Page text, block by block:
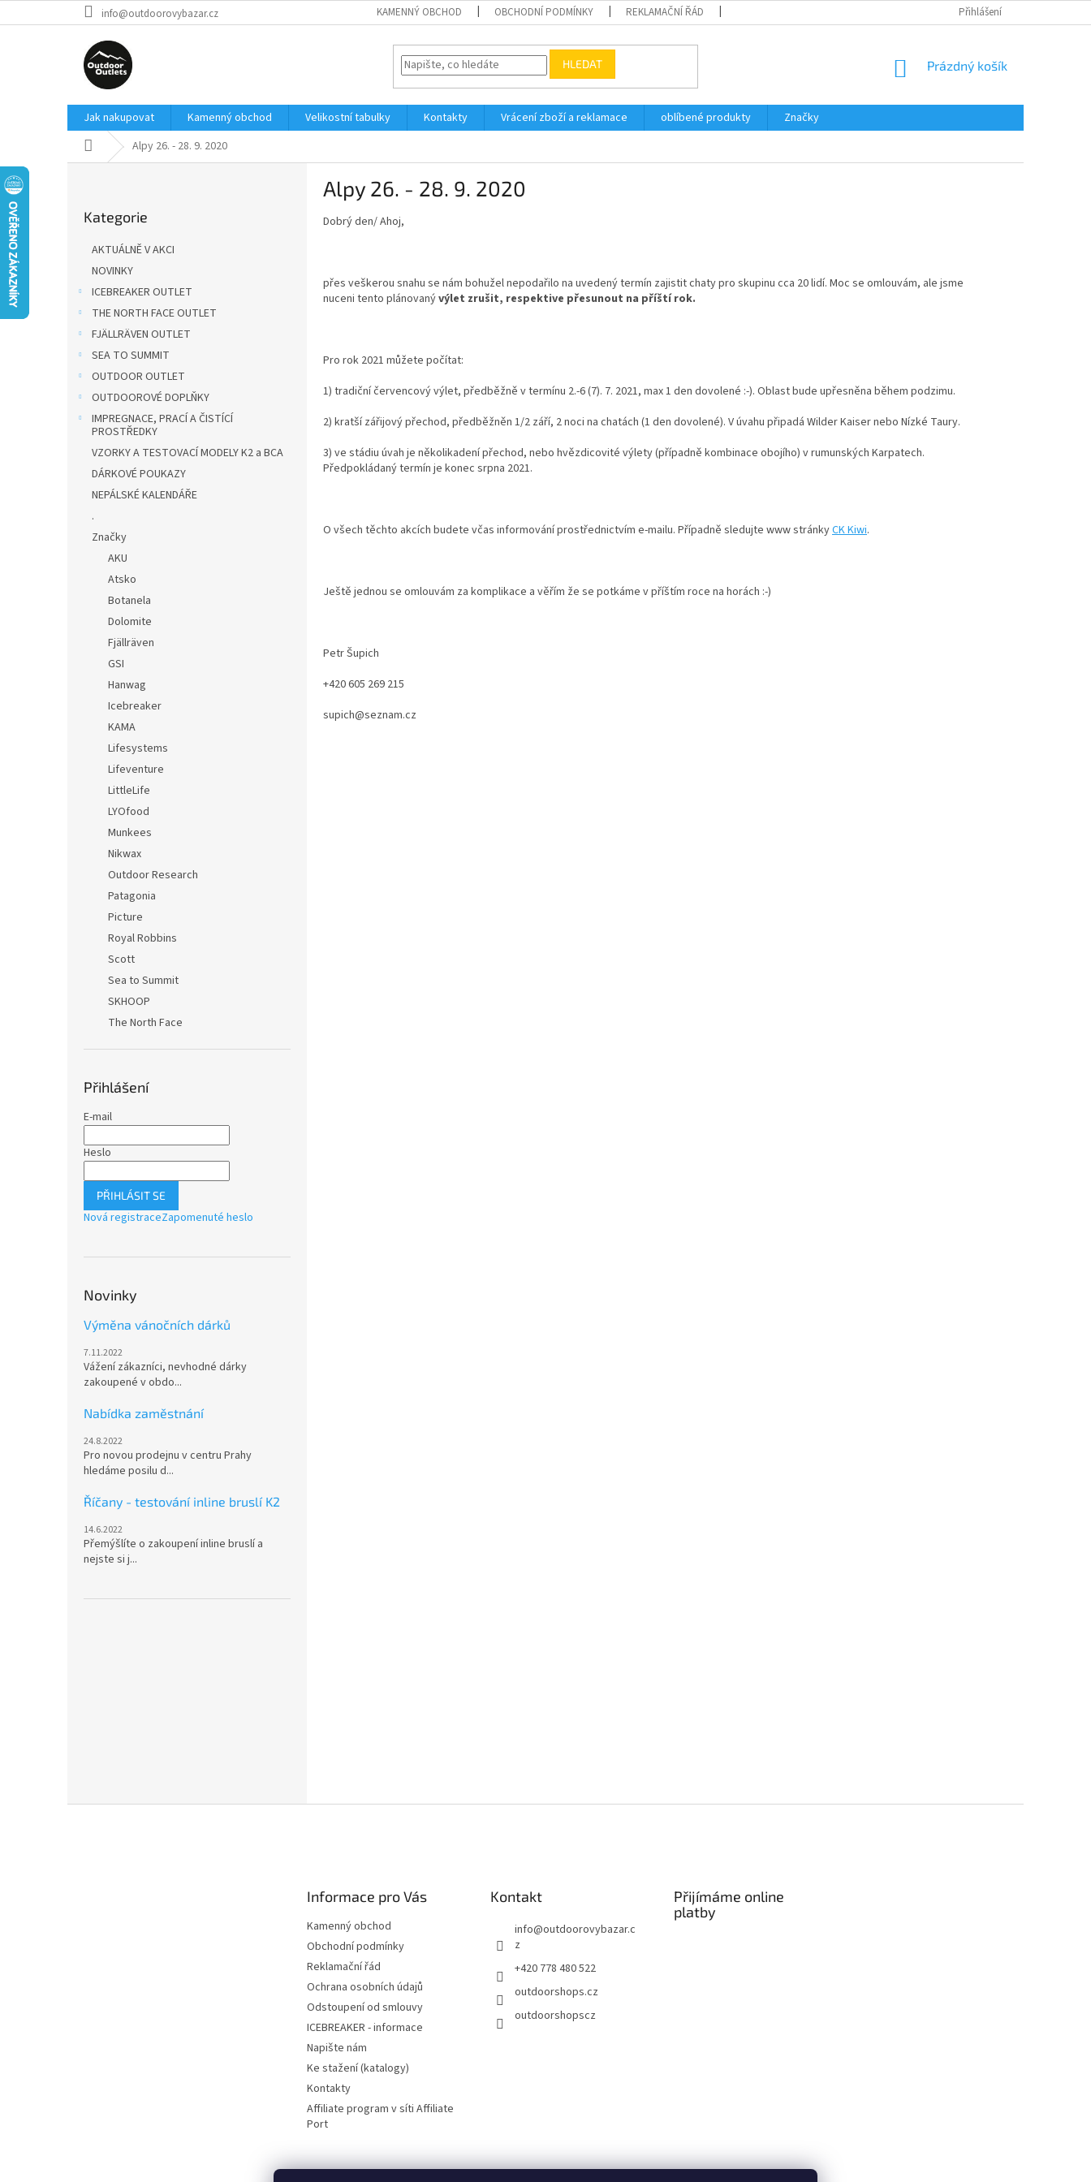
na
info@outdoorovybazar.cz KAMENNÝ OBCHOD OBCHODNÍ PODMÍNKY REKLAMAČNÍ ŘÁD ODSTOUPENÍ OD SMLOUVY
Přihlášení
HLEDAT
NÁKUPNÍ
Prázdný košík
Jak nakupovat Kamenný obchod Velikostní tabulky Kontakty Vrácení zboží a reklamace oblíbené produkty
Značky
Domů Alpy 26. - 28. 9. 2020
kategorie
Kategorie
AKTUÁLNĚ V AKCI
NOVINKY
ICEBREAKER OUTLET
THE NORTH FACE OUTLET
FJÄLLRÄVEN OUTLET
SEA TO SUMMIT
OUTDOOR OUTLET
OUTDOOROVÉ DOPLŇKY
IMPREGNACE, PRACÍ A ČISTÍCÍ
PROSTŘEDKY
VZORKY A TESTOVACÍ MODELY K2 a BCA
DÁRKOVÉ POUKAZY
NEPÁLSKÉ KALENDÁŘE
.
Značky
AKU
Atsko
Botanela
Dolomite
Fjällräven
GSI
Hanwag
Icebreaker
KAMA
Lifesystems
Lifeventure
LittleLife
LYOfood
Munkees
Nikwax
Outdoor Research
Patagonia
Picture
Royal Robbins
Scott
Sea to Summit
SKHOOP
The North Face
Přihlášení
E-mail
Heslo
PŘIHLÁSIT SE
Nová registraceZapomenuté heslo
Novinky
Výměna vánočních dárků
7.11.2022
Vážení zákazníci, nevhodné dárky
zakoupené v obdo...
Nabídka zaměstnání
24.8.2022
Pro novou prodejnu v centru Prahy
hledáme posilu d...
Říčany - testování inline bruslí K2
14.6.2022
Přemýšlíte o zakoupení inline bruslí a
nejste si j...
Alpy 26. - 28. 9. 2020
Dobrý den/ Ahoj,
přes veškerou snahu se nám bohužel nepodařilo na uvedený termín zajistit chaty pro skupinu cca 20 lidí. Moc se omlouvám, ale jsme
nuceni tento plánovanývýlet zrušit, respektive přesunout na příští rok.
Pro rok 2021 můžete počítat:
1) tradiční červencový výlet, předběžně v termínu 2.-6 (7). 7. 2021, max 1 den dovolené :-). Oblast bude upřesněna během podzimu.
2) kratší zářijový přechod, předběžněn 1/2 září, 2 noci na chatách (1 den dovolené). V úvahu připadá Wilder Kaiser nebo Nízké Taury.
3) ve stádiu úvah je několikadení přechod, nebo hvězdicovité výlety (případně kombinace obojího) v rumunských Karpatech.
Předpokládaný termín je konec srpna 2021.
O všech těchto akcích budete včas informování prostřednictvím e-mailu. Případně sledujte www stránkyCK Kiwi.
Ještě jednou se omlouvám za komplikace a věřím že se potkáme v příštím roce na horách :-)
Petr Šupich
+420 605 269 215
supich@seznam.cz
Informace pro Vás
Kamenný obchod
Obchodní podmínky
Reklamační řád
Ochrana osobních údajů
Odstoupení od smlouvy
ICEBREAKER - informace
Napište nám
Ke stažení (katalogy)
Kontakty
Affiliate program v síti Affiliate
Port
Kontakt
info@outdoorovybazar.c
z
+420 778 480 522
outdoorshops.cz
outdoorshopscz
Přijímáme online
platby